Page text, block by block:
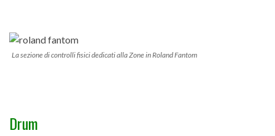
La sezione di controlli fisici dedicati alla Zone in Roland Fantom
Drum